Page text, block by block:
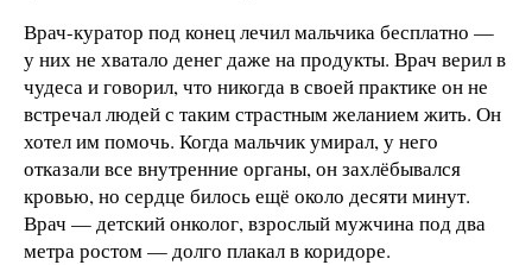
Врач-куратор под конец лечил мальчика бесплатно —
у них не хватало денег даже на продукты. Врач верил в
чудеса и говорил, что никогда в своей практике он не
встречал людей с таким страстным желанием жить. Он
хотел им помочь. Когда мальчик умирал, у него
отказали все внутренние органы, он захлёбывался
кровью, но сердце билось ещё около десяти минут.
Врач — детский онколог, взрослый мужчина под два
метра ростом — долго плакал в коридоре.